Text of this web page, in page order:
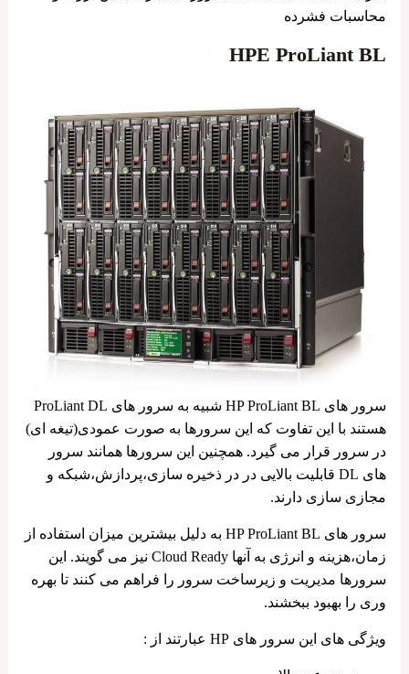
محاسبات فشرده
HPE ProLiant BL
سرور های HP ProLiant BL شبیه به سرور های ProLiant DL
هستند با این تفاوت که این سرورها به صورت عمودی(تیغه ای)
در سرور قرار می گیرد. همچنین این سرورها همانند سرور
های DL قابلیت بالایی در در ذخیره سازی،پردازش،شبکه و
مجازی سازی دارند.
سرور های HP ProLiant BL به دلیل بیشترین میزان استفاده از
زمان،هزینه و انرژی به آنها Cloud Ready نیز می گویند. این
سرورها مدیریت و زیرساخت سرور را فراهم می کنند تا بهره
وری را بهبود ببخشند.
ویژگی های این سرور های HP عبارتند از :